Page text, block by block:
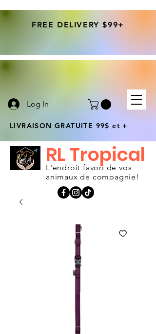
Log In
LIVRAISON GRATUITE 99$ et +
L'endroit favori de vos
animaux de compagnie!
RL Tropical
FREE DELIVERY $99+